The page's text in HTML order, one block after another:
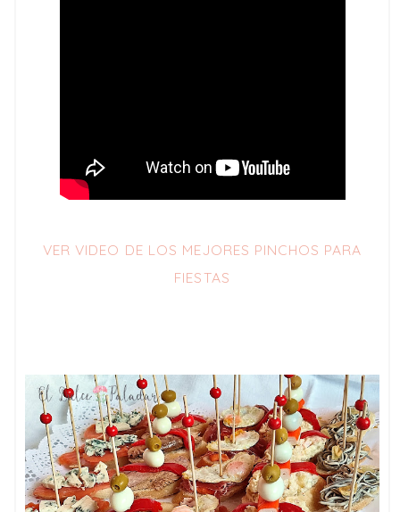
VER VIDEO DE LOS MEJORES PINCHOS PARA
FIESTAS